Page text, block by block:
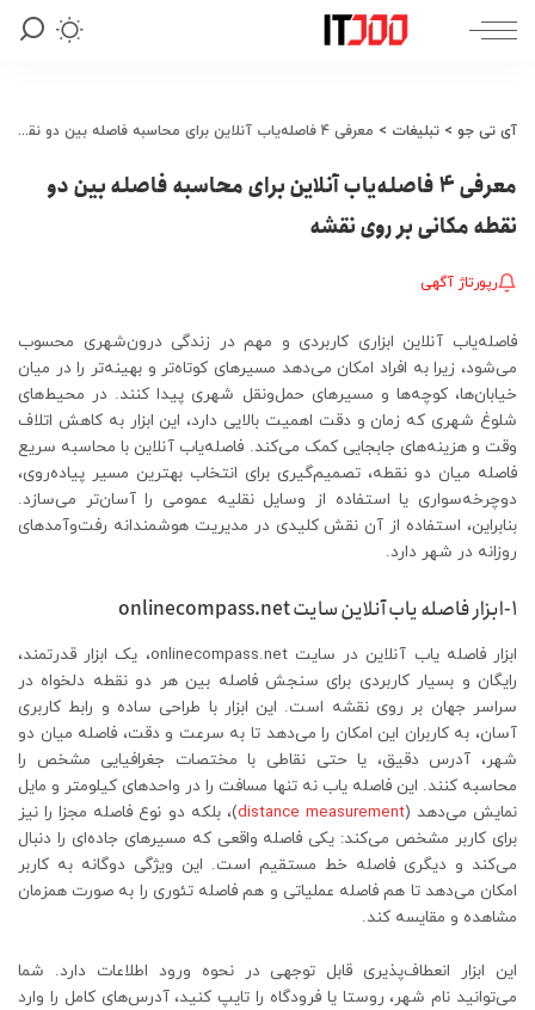
آی تی جو > تبلیغات > معرفی 4 فاصله‌یاب آنلاین برای محاسبه فاصله بین دو نقطه مکانی بر روی نقشه
معرفی 4 فاصله‌یاب آنلاین برای محاسبه فاصله بین دو
نقطه مکانی بر روی نقشه
رپورتاژ آگهی
فاصله‌یاب آنلاین ابزاری کاربردی و مهم در زندگی درون‌شهری محسوب
می‌شود، زیرا به افراد امکان می‌دهد مسیرهای کوتاه‌تر و بهینه‌تر را در میان
خیابان‌ها، کوچه‌ها و مسیرهای حمل‌ونقل شهری پیدا کنند. در محیط‌های
شلوغ شهری که زمان و دقت اهمیت بالایی دارد، این ابزار به کاهش اتلاف
وقت و هزینه‌های جابجایی کمک می‌کند. فاصله‌یاب آنلاین با محاسبه سریع
فاصله میان دو نقطه، تصمیم‌گیری برای انتخاب بهترین مسیر پیاده‌روی،
دوچرخه‌سواری یا استفاده از وسایل نقلیه عمومی را آسان‌تر می‌سازد.
بنابراین، استفاده از آن نقش کلیدی در مدیریت هوشمندانه رفت‌وآمدهای
روزانه در شهر دارد.
1-ابزار فاصله یاب آنلاین سایت onlinecompass.net
ابزار فاصله یاب آنلاین در سایت onlinecompass.net، یک ابزار قدرتمند،
رایگان و بسیار کاربردی برای سنجش فاصله بین هر دو نقطه دلخواه در
سراسر جهان بر روی نقشه است. این ابزار با طراحی ساده و رابط کاربری
آسان، به کاربران این امکان را می‌دهد تا به سرعت و دقت، فاصله میان دو
شهر، آدرس دقیق، یا حتی نقاطی با مختصات جغرافیایی مشخص را
محاسبه کنند. این فاصله یاب نه تنها مسافت را در واحدهای کیلومتر و مایل
نمایش می‌دهد (distance measurement)، بلکه دو نوع فاصله مجزا را نیز
برای کاربر مشخص می‌کند: یکی فاصله واقعی که مسیرهای جاده‌ای را دنبال
می‌کند و دیگری فاصله خط مستقیم است. این ویژگی دوگانه به کاربر
امکان می‌دهد تا هم فاصله عملیاتی و هم فاصله تئوری را به صورت همزمان
مشاهده و مقایسه کند.
این ابزار انعطاف‌پذیری قابل توجهی در نحوه ورود اطلاعات دارد. شما
می‌توانید نام شهر، روستا یا فرودگاه را تایپ کنید، آدرس‌های کامل را وارد